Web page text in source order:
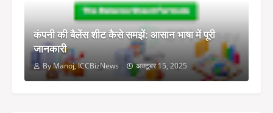
कंपनी की बैलेंस शीट कैसे समझें: आसान भाषा में पूरी
जानकारी
By Manoj, ICCBizNews अक्टूबर 15, 2025